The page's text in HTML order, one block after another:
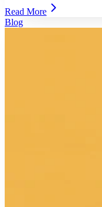
Read More
Blog